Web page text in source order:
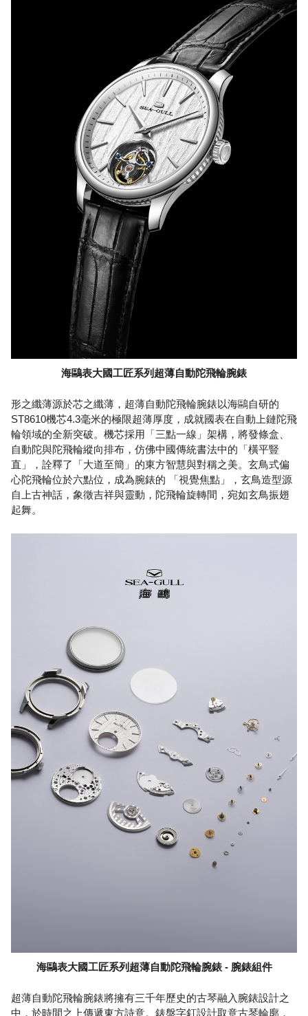
海鷗表大國工匠系列超薄自動陀飛輪腕錶
形之纖薄源於芯之纖薄，超薄自動陀飛輪腕錶以海鷗自研的
ST8610機芯4.3毫米的極限超薄厚度，成就國表在自動上鏈陀飛
輪領域的全新突破。機芯採用「三點一線」架構，將發條盒、
自動陀與陀飛輪縱向排布，仿佛中國傳統書法中的「橫平豎
直」，詮釋了「大道至簡」的東方智慧與對稱之美。玄鳥式偏
心陀飛輪位於六點位，成為腕錶的 「視覺焦點」，玄鳥造型源
自上古神話，象徵吉祥與靈動，陀飛輪旋轉間，宛如玄鳥振翅
起舞。
海鷗表大國工匠系列超薄自動陀飛輪腕錶 - 腕錶組件
超薄自動陀飛輪腕錶將擁有三千年歷史的古琴融入腕錶設計之
中，於時間之上傳遞東方詩意。錶盤字釘設計取意古琴輪廓，